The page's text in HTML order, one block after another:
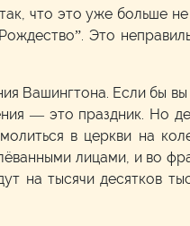
что это уже больше
Это
Вашингтона. Если бы
— это праздник. Но
в церкви на
лицами, и во
на тысячи десятков